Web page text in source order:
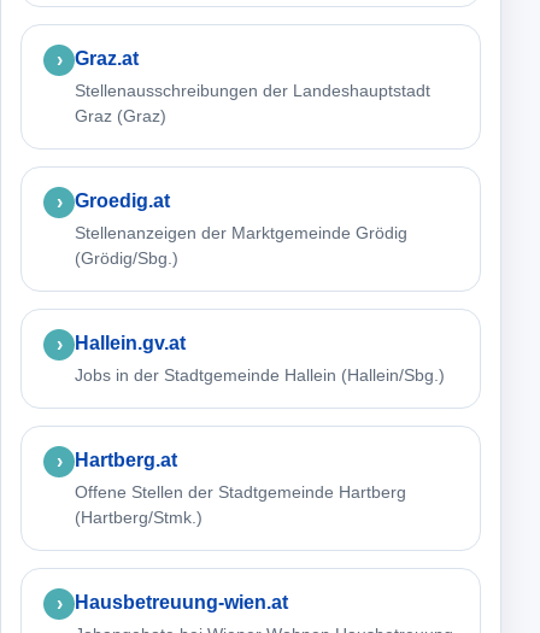
Graz.at
Stellenausschreibungen der Landeshauptstadt
Graz (Graz)
Groedig.at
Stellenanzeigen der Marktgemeinde Grödig
(Grödig/Sbg.)
Hallein.gv.at
Jobs in der Stadtgemeinde Hallein (Hallein/Sbg.)
Hartberg.at
Offene Stellen der Stadtgemeinde Hartberg
(Hartberg/Stmk.)
Hausbetreuung-wien.at